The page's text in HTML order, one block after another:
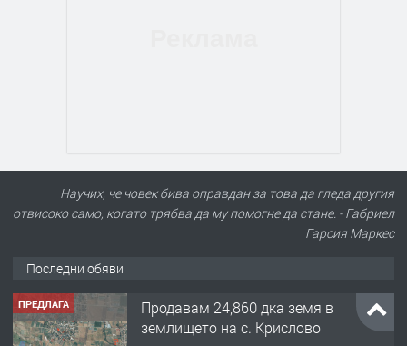
Научих, че човек бива оправдан за това да гледа другия
отвисоко само, когато трябва да му помогне да стане. - Габриел
Гарсия Маркес
Последни обяви
ПРЕДЛАГА
Продавам 24,860 дка земя в
землището на с. Крислово